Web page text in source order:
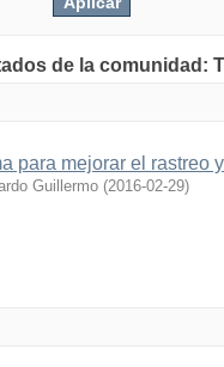
de la comunidad:
para mejorar el rastreo
Guillermo (2016-02-29)